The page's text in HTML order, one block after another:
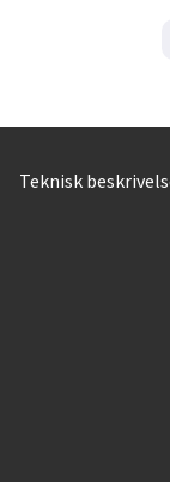
Teknisk